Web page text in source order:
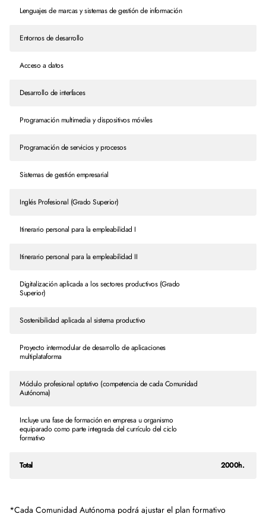
Lenguajes de marcas y sistemas de gestión de información
Entornos de desarrollo
Acceso a datos
Desarrollo de interfaces
Programación multimedia y dispositivos móviles
Programación de servicios y procesos
Sistemas de gestión empresarial
Inglés Profesional (Grado Superior)
Itinerario personal para la empleabilidad I
Itinerario personal para la empleabilidad II
Digitalización aplicada a los sectores productivos (Grado
Superior)
Sostenibilidad aplicada al sistema productivo
Proyecto intermodular de desarrollo de aplicaciones
multiplataforma
Módulo profesional optativo (competencia de cada Comunidad
Autónoma)
Incluye una fase de formación en empresa u organismo
equiparado como parte integrada del currículo del ciclo
formativo
Total 2000h.
*Cada Comunidad Autónoma podrá ajustar el plan formativo